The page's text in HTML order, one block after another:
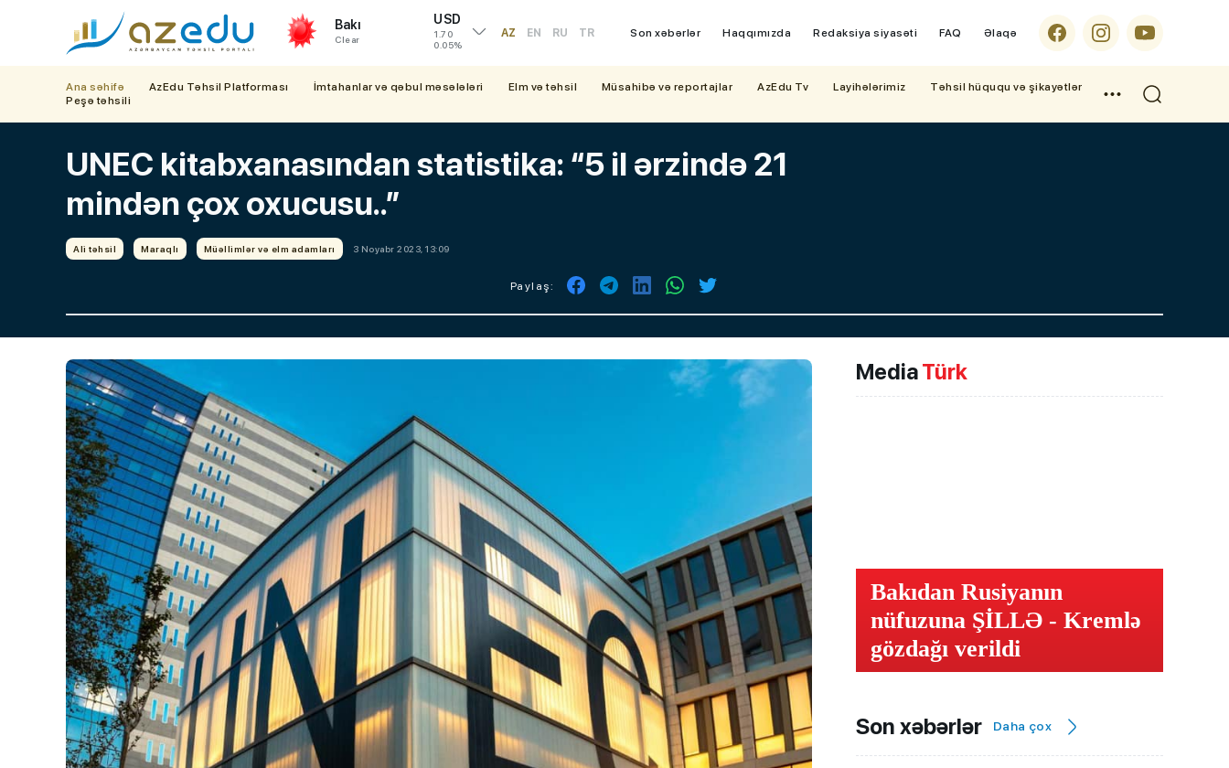
Bakı
Clear
USD
1.70
0.05%
AZ EN RU TR Son xəbərlər Haqqımızda Redaksiya siyasəti FAQ Əlaqə
Ana səhifə AzEdu Təhsil Platforması İmtahanlar və qəbul məsələləri Elm və təhsil Müsahibə və reportajlar AzEdu Tv Layihələrimiz
Təhsil hüququ və şikayətlər
Peşə təhsili
UNEC kitabxanasından statistika: “5 il ərzində 21
mindən çox oxucusu..”
Ali təhsil Maraqlı Müəllimlər və elm adamları 3 Noyabr 2023, 13:09
Paylaş:
MediaTürk
Bakıdan Rusiyanın
nüfuzuna ŞİLLƏ - Kremlə
gözdağı verildi
Son xəbərlər Daha çox